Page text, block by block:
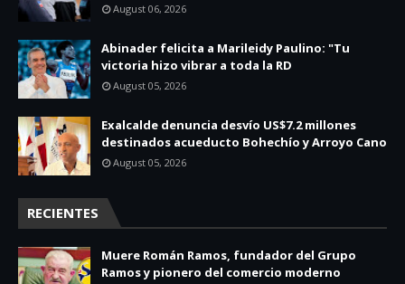
August 06, 2026
Abinader felicita a Marileidy Paulino: "Tu
victoria hizo vibrar a toda la RD
August 05, 2026
Exalcalde denuncia desvío US$7.2 millones
destinados acueducto Bohechío y Arroyo Cano
August 05, 2026
RECIENTES
Muere Román Ramos, fundador del Grupo
Ramos y pionero del comercio moderno